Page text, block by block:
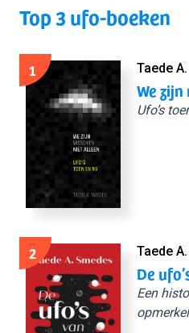
Top 3 ufo-boeken
1 Taede
We
Ufo’s
2 Taede
De
Een